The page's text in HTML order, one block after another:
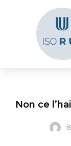
Non ce